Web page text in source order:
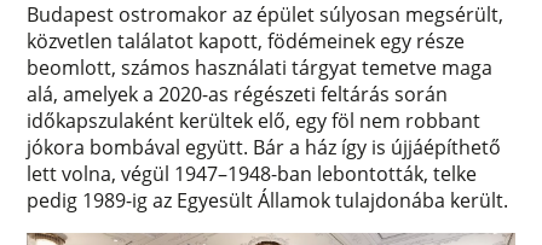
Budapest ostromakor az épület súlyosan megsérült,
közvetlen találatot kapott, födémeinek egy része
beomlott, számos használati tárgyat temetve maga
alá, amelyek a 2020-as régészeti feltárás során
időkapszulaként kerültek elő, egy föl nem robbant
jókora bombával együtt. Bár a ház így is újjáépíthető
lett volna, végül 1947–1948-ban lebontották, telke
pedig 1989-ig az Egyesült Államok tulajdonába került.